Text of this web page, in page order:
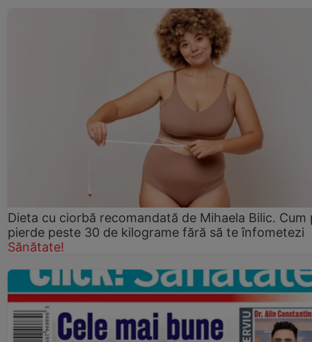
Dieta cu ciorbă recomandată de Mihaela Bilic. Cum
pierde peste 30 de kilograme fără să te înfometezi
Sănătate!